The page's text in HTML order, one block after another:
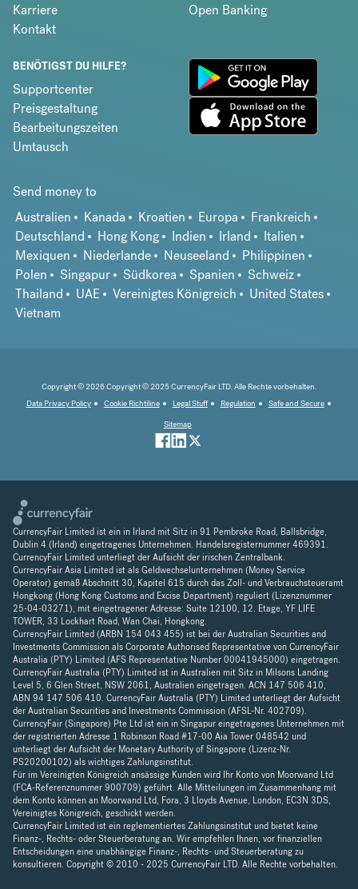
Karriere
Kontakt
Open Banking
BENÖTIGST DU HILFE?
Supportcenter
Preisgestaltung
Bearbeitungszeiten
Umtausch
Send money to
Australien
Kanada Kroatien Europa
Frankreich
Deutschland
Hong Kong Indien Irland
Italien
Mexiquen
Niederlande Neuseeland
Philippinen
Polen
Singapur Südkorea Spanien
Schweiz
Thailand
UAE Vereinigtes Königreich
United States
Vietnam
Copyright © 2026 Copyright © 2025 CurrencyFair LTD. Alle Rechte vorbehalten.
Data Privacy Policy
Cookie Richtiline Legal Stuff Regulation
Safe and Secure
Sitemap
CurrencyFair Limited ist ein in Irland mit Sitz in 91 Pembroke Road, Ballsbridge,
Dublin 4 (Irland) eingetragenes Unternehmen. Handelsregisternummer 469391.
CurrencyFair Limited unterliegt der Aufsicht der irischen Zentralbank.
CurrencyFair Asia Limited ist als Geldwechselunternehmen (Money Service
Operator) gemäß Abschnitt 30, Kapitel 615 durch das Zoll- und Verbrauchsteueramt
Hongkong (Hong Kong Customs and Excise Department) reguliert (Lizenznummer
25-04-03271), mit eingetragener Adresse: Suite 12100, 12. Etage, YF LIFE
TOWER, 33 Lockhart Road, Wan Chai, Hongkong.
CurrencyFair Limited (ARBN 154 043 455) ist bei der Australian Securities and
Investments Commission als Corporate Authorised Representative von CurrencyFair
Australia (PTY) Limited (AFS Representative Number 00041945000) eingetragen.
CurrencyFair Australia (PTY) Limited ist in Australien mit Sitz in Milsons Landing
Level 5, 6 Glen Street, NSW 2061, Australien eingetragen. ACN 147 506 410,
ABN 94 147 506 410. CurrencyFair Australia (PTY) Limited unterliegt der Aufsicht
der Australian Securities and Investments Commission (AFSL-Nr. 402709).
CurrencyFair (Singapore) Pte Ltd ist ein in Singapur eingetragenes Unternehmen mit
der registrierten Adresse 1 Robinson Road #17-00 Aia Tower 048542 und
unterliegt der Aufsicht der Monetary Authority of Singapore (Lizenz-Nr.
PS20200102) als wichtiges Zahlungsinstitut.
Für im Vereinigten Königreich ansässige Kunden wird Ihr Konto von Moorwand Ltd
(FCA-Referenznummer 900709) geführt. Alle Mitteilungen im Zusammenhang mit
dem Konto können an Moorwand Ltd, Fora, 3 Lloyds Avenue, London, EC3N 3DS,
Vereinigtes Königreich, geschickt werden.
CurrencyFair Limited ist ein reglementiertes Zahlungsinstitut und bietet keine
Finanz-, Rechts- oder Steuerberatung an. Wir empfehlen Ihnen, vor finanziellen
Entscheidungen eine unabhängige Finanz-, Rechts- und Steuerberatung zu
konsultieren. Copyright © 2010 - 2025 CurrencyFair LTD. Alle Rechte vorbehalten.